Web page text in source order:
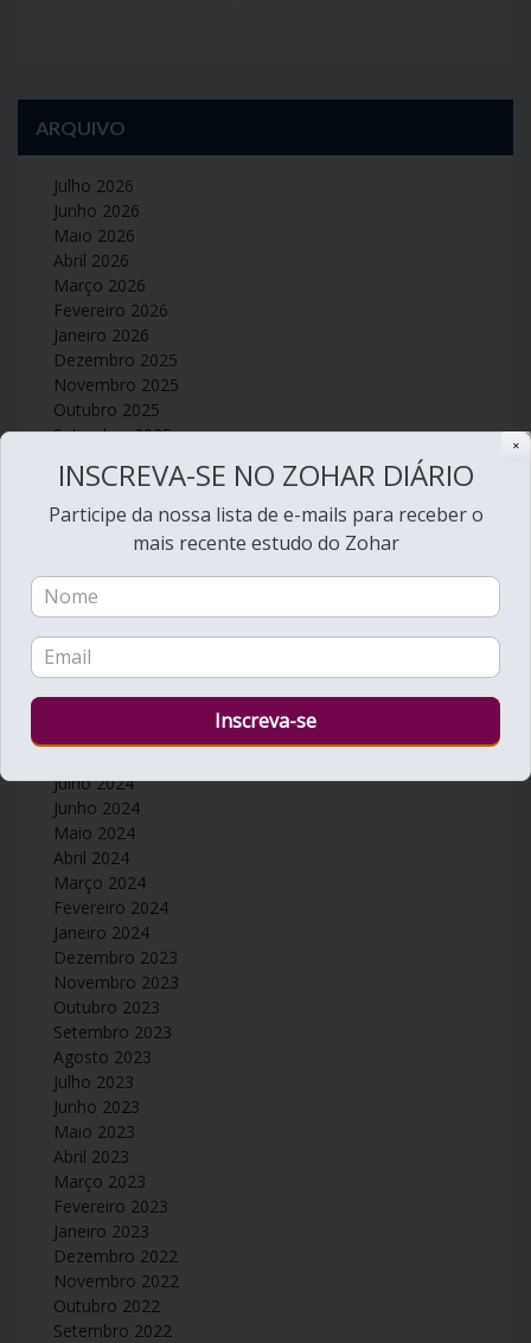
ARQUIVO
Julho 2026
Junho 2026
Maio 2026
Abril 2026
Março 2026
Fevereiro 2026
Janeiro 2026
Dezembro 2025
Novembro 2025
Outubro 2025
Setembro 2025
Julho 2025
Junho 2025
Maio 2025
Março 2025
Fevereiro 2025
Janeiro 2025
Dezembro 2024
Novembro 2024
Julho 2024
Junho 2024
Maio 2024
Abril 2024
Março 2024
Fevereiro 2024
Janeiro 2024
Dezembro 2023
Novembro 2023
Outubro 2023
Setembro 2023
Agosto 2023
Julho 2023
Junho 2023
Maio 2023
Abril 2023
Março 2023
Fevereiro 2023
Janeiro 2023
Dezembro 2022
Novembro 2022
Outubro 2022
Setembro 2022
✕
INSCREVA-SE NO ZOHAR DIÁRIO
Participe da nossa lista de e-mails para receber o
mais recente estudo do Zohar